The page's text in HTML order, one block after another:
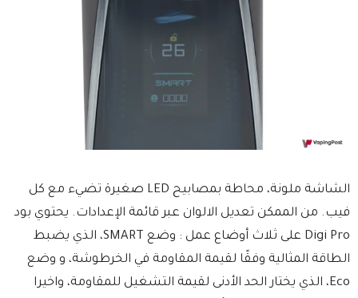
الشاشة ملونة، محاطة بمصابيح LED صغيرة تضيء مع كل
فيب. من الممكن تعديل الالوان عبر قائمة الإعدادات. يحتوي بود
Digi Pro على ثلاث أوضاع عمل : وضع SMART، الذي يضبط
الطاقة المثالية وفقًا لقيمة المقاومة في الخرطوشة، و وضع
Eco، الذي يختار الحد الأدنى لقيمة التشغيل للمقاومة، واخيرا